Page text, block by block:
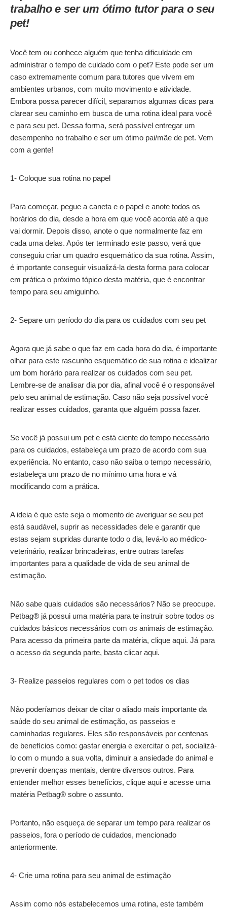
trabalho e ser um ótimo tutor para o seu
pet!
Você tem ou conhece alguém que tenha dificuldade em
administrar o tempo de cuidado com o pet? Este pode ser um
caso extremamente comum para tutores que vivem em
ambientes urbanos, com muito movimento e atividade.
Embora possa parecer difícil, separamos algumas dicas para
clarear seu caminho em busca de uma rotina ideal para você
e para seu pet. Dessa forma, será possível entregar um
desempenho no trabalho e ser um ótimo pai/mãe de pet. Vem
com a gente!
1- Coloque sua rotina no papel
Para começar, pegue a caneta e o papel e anote todos os
horários do dia, desde a hora em que você acorda até a que
vai dormir. Depois disso, anote o que normalmente faz em
cada uma delas. Após ter terminado este passo, verá que
conseguiu criar um quadro esquemático da sua rotina. Assim,
é importante conseguir visualizá-la desta forma para colocar
em prática o próximo tópico desta matéria, que é encontrar
tempo para seu amiguinho.
2- Separe um período do dia para os cuidados com seu pet
Agora que já sabe o que faz em cada hora do dia, é importante
olhar para este rascunho esquemático de sua rotina e idealizar
um bom horário para realizar os cuidados com seu pet.
Lembre-se de analisar dia por dia, afinal você é o responsável
pelo seu animal de estimação. Caso não seja possível você
realizar esses cuidados, garanta que alguém possa fazer.
Se você já possui um pet e está ciente do tempo necessário
para os cuidados, estabeleça um prazo de acordo com sua
experiência. No entanto, caso não saiba o tempo necessário,
estabeleça um prazo de no mínimo uma hora e vá
modificando com a prática.
A ideia é que este seja o momento de averiguar se seu pet
está saudável, suprir as necessidades dele e garantir que
estas sejam supridas durante todo o dia, levá-lo ao médico-
veterinário, realizar brincadeiras, entre outras tarefas
importantes para a qualidade de vida de seu animal de
estimação.
Não sabe quais cuidados são necessários? Não se preocupe.
Petbag® já possui uma matéria para te instruir sobre todos os
cuidados básicos necessários com os animais de estimação.
Para acesso da primeira parte da matéria, clique aqui. Já para
o acesso da segunda parte, basta clicar aqui.
3- Realize passeios regulares com o pet todos os dias
Não poderíamos deixar de citar o aliado mais importante da
saúde do seu animal de estimação, os passeios e
caminhadas regulares. Eles são responsáveis por centenas
de benefícios como: gastar energia e exercitar o pet, socializá-
lo com o mundo a sua volta, diminuir a ansiedade do animal e
prevenir doenças mentais, dentre diversos outros. Para
entender melhor esses benefícios, clique aqui e acesse uma
matéria Petbag® sobre o assunto.
Portanto, não esqueça de separar um tempo para realizar os
passeios, fora o período de cuidados, mencionado
anteriormente.
4- Crie uma rotina para seu animal de estimação
Assim como nós estabelecemos uma rotina, este também